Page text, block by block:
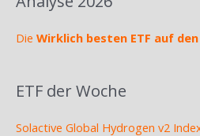
Die Wirklich besten ETF auf
ETF der Woche
Solactive Global Hydrogen v2